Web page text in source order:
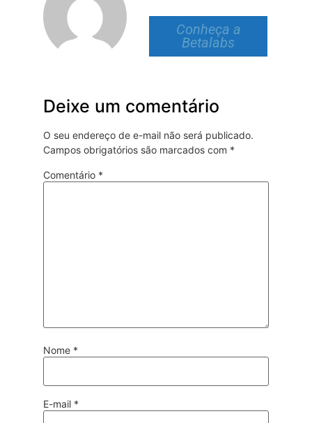
Conheça a
Betalabs
Deixe um comentário
O seu endereço de e-mail não será publicado.
Campos obrigatórios são marcados com *
Comentário *
Nome *
E-mail *